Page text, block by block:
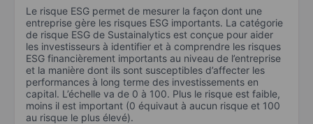
Le risque ESG permet de mesurer la façon dont une
entreprise gère les risques ESG importants. La catégorie
de risque ESG de Sustainalytics est conçue pour aider
les investisseurs à identifier et à comprendre les risques
ESG financièrement importants au niveau de l’entreprise
et la manière dont ils sont susceptibles d’affecter les
performances à long terme des investissements en
capital. L’échelle va de 0 à 100. Plus le risque est faible,
moins il est important (0 équivaut à aucun risque et 100
au risque le plus élevé).